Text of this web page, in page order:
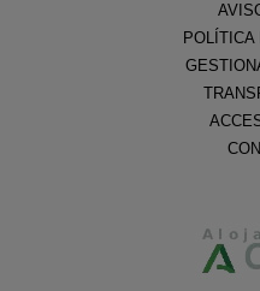
POLÍTICA